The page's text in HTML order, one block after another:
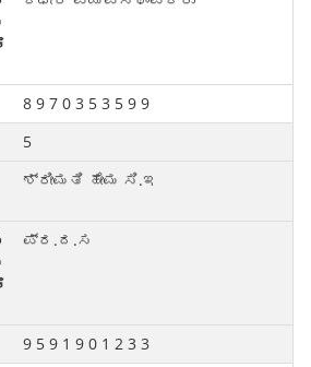
8 9 7 0 3 5 3 5 9 9
5
ಶ್ರೀಮತಿ ಹೇಮ ಸಿ.ಇ
ಪ್ರ.ದ.ಸ
9 5 9 1 9 0 1 2 3 3